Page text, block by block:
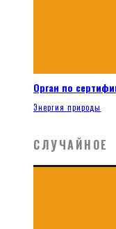
Орган по
Энергия природы
СЛУЧАЙНОЕ